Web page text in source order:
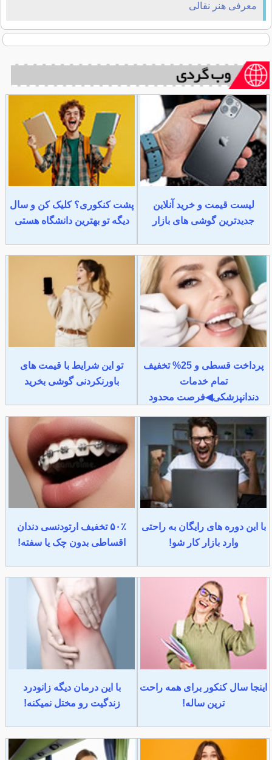
معرفی هنر نقالی
لیست قیمت و خرید آنلاین
جدیدترین گوشی های بازار
پشت کنکوری؟ کلیک کن و سال
دیگه تو بهترین دانشگاه هستی
پرداخت قسطی و 25% تخفیف
تمام خدمات
دندانپزشکی◀فرصت محدود
تو این شرایط با قیمت های
باورنکردنی گوشی بخرید
با این دوره های رایگان به راحتی
وارد بازار کار شو!
۵۰٪ تخفیف ارتودنسی دندان
اقساطی بدون چک یا سفته!
اینجا سال کنکور برای همه راحت
ترین ساله!
با این درمان دیگه زانودرد
زندگیت رو مختل نمیکنه!